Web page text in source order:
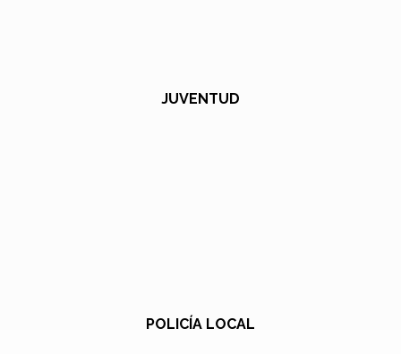
JUVENTUD
POLICÍA LOCAL